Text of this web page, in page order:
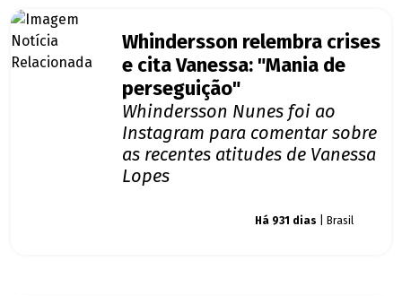
Whindersson relembra crises
e cita Vanessa: "Mania de
perseguição"
Whindersson Nunes foi ao
Instagram para comentar sobre
as recentes atitudes de Vanessa
Lopes
Há 931 dias | Brasil